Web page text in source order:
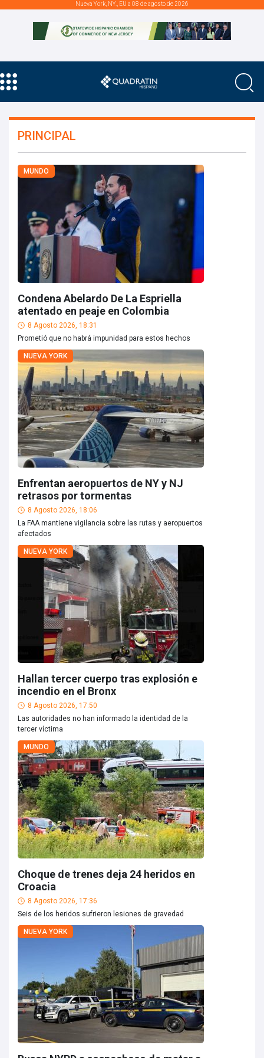
Nueva York, NY., EU a 08 de agosto de 2026
PRINCIPAL
MUNDO
Condena Abelardo De La Espriella
atentado en peaje en Colombia
8 Agosto 2026, 18:31
Prometió que no habrá impunidad para estos hechos
NUEVA YORK
Enfrentan aeropuertos de NY y NJ
retrasos por tormentas
8 Agosto 2026, 18:06
La FAA mantiene vigilancia sobre las rutas y aeropuertos
afectados
NUEVA YORK
Hallan tercer cuerpo tras explosión e
incendio en el Bronx
8 Agosto 2026, 17:50
Las autoridades no han informado la identidad de la
tercer víctima
MUNDO
Choque de trenes deja 24 heridos en
Croacia
8 Agosto 2026, 17:36
Seis de los heridos sufrieron lesiones de gravedad
NUEVA YORK